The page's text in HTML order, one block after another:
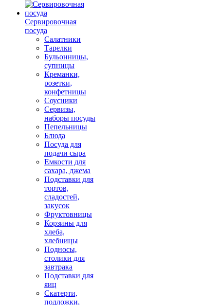
Сервировочная
посуда
Салатники
Тарелки
Бульонницы,
супницы
Креманки,
розетки,
конфетницы
Соусники
Сервизы,
наборы посуды
Пепельницы
Блюда
Посуда для
подачи сыра
Емкости для
сахара, джема
Подставки для
тортов,
сладостей,
закусок
Фруктовницы
Корзины для
хлеба,
хлебницы
Подносы,
столики для
завтрака
Подставки для
яиц
Скатерти,
подложки,